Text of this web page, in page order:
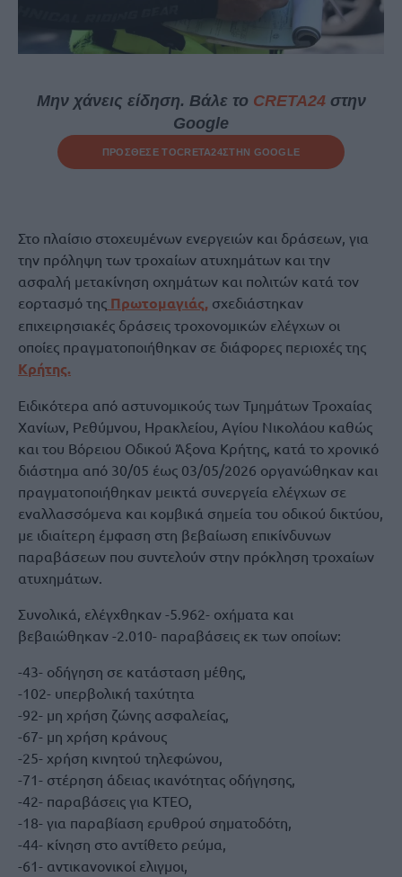
Μην χάνεις είδηση. Βάλε το CRETA24στην
Google
ΠΡΟΣΘΕΣΕ ΤΟCRETA24ΣΤΗΝ GOOGLE
Στο πλαίσιο στοχευμένων ενεργειών και δράσεων, για
την πρόληψη των τροχαίων ατυχημάτων και την
ασφαλή μετακίνηση οχημάτων και πολιτών κατά τον
εορτασμό της Πρωτομαγιάς, σχεδιάστηκαν
επιχειρησιακές δράσεις τροχονομικών ελέγχων οι
οποίες πραγματοποιήθηκαν σε διάφορες περιοχές της
Κρήτης.
Ειδικότερα από αστυνομικούς των Τμημάτων Τροχαίας
Χανίων, Ρεθύμνου, Ηρακλείου, Αγίου Νικολάου καθώς
και του Βόρειου Οδικού Άξονα Κρήτης, κατά το χρονικό
διάστημα από 30/05 έως 03/05/2026 οργανώθηκαν και
πραγματοποιήθηκαν μεικτά συνεργεία ελέγχων σε
εναλλασσόμενα και κομβικά σημεία του οδικού δικτύου,
με ιδιαίτερη έμφαση στη βεβαίωση επικίνδυνων
παραβάσεων που συντελούν στην πρόκληση τροχαίων
ατυχημάτων.
Συνολικά, ελέγχθηκαν -5.962- οχήματα και
βεβαιώθηκαν -2.010- παραβάσεις εκ των οποίων:
-43- οδήγηση σε κατάσταση μέθης,
-102- υπερβολική ταχύτητα
-92- μη χρήση ζώνης ασφαλείας,
-67- μη χρήση κράνους
-25- χρήση κινητού τηλεφώνου,
-71- στέρηση άδειας ικανότητας οδήγησης,
-42- παραβάσεις για ΚΤΕΟ,
-18- για παραβίαση ερυθρού σηματοδότη,
-44- κίνηση στο αντίθετο ρεύμα,
-61- αντικανονικοί ελιγμοι,